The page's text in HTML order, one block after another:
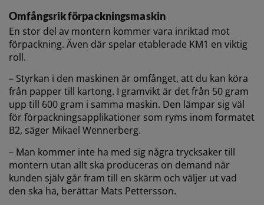
Omfångsrik förpackningsmaskin
En stor del av montern kommer vara inriktad mot
förpackning. Även där spelar etablerade KM1 en viktig
roll.
– Styrkan i den maskinen är omfånget, att du kan köra
från papper till kartong. I gramvikt är det från 50 gram
upp till 600 gram i samma maskin. Den lämpar sig väl
för förpackningsapplikationer som ryms inom formatet
B2, säger Mikael Wennerberg.
– Man kommer inte ha med sig några trycksaker till
montern utan allt ska produceras on demand när
kunden själv går fram till en skärm och väljer ut vad
den ska ha, berättar Mats Pettersson.